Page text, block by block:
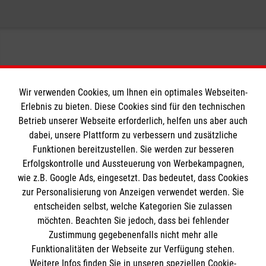
Ihrer spezifischen Bedürfnisse und
sozialversicherungspflichtigen Beschäftigten
Nach § 27 ist mindestens ein Betriebssanitäter
anzustellen, wenn:
in einer Betriebsstätte mehr als 1500
Versicherte nach$ § 2 Absatz 1 Nummer 1
Sozialgesetzbuch Siebtes Buch (SGB VII)
anwesend sind,
in einer Betriebsstätte 1500 oder weniger,
aber mehr als 250 Versicherte nach §
2 Absatz 1 Nummer 1 SGB VII anwesend
sind und Art, Schwere und Zahl der Unfälle
Informationen
Impressum
Datenschutz
Kontakt
Die Malteser
Malteser in Deutschland
Malteserorden
Spendenkonto
Wir verwenden Cookies, um Ihnen ein optimales Webseiten-
Erlebnis zu bieten. Diese Cookies sind für den technischen
Betrieb unserer Webseite erforderlich, helfen uns aber auch
dabei, unsere Plattform zu verbessern und zusätzliche
Funktionen bereitzustellen. Sie werden zur besseren
Erfolgskontrolle und Aussteuerung von Werbekampagnen,
wie z.B. Google Ads, eingesetzt. Das bedeutet, dass Cookies
zur Personalisierung von Anzeigen verwendet werden. Sie
entscheiden selbst, welche Kategorien Sie zulassen
möchten. Beachten Sie jedoch, dass bei fehlender
Zustimmung gegebenenfalls nicht mehr alle
Funktionalitäten der Webseite zur Verfügung stehen.
Weitere Infos finden Sie in unseren speziellen Cookie-